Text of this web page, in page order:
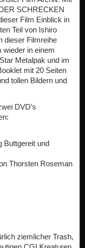
SCHRECKEN
Film Einblick in
Teil von Ishiro
dieser Filmreihe
wieder in einem
Metalpak und im
mit 20 Seiten
tollen Bildern und
DVD’s
Buttgereit und
Thorsten Roseman
ziemlicher Trash,